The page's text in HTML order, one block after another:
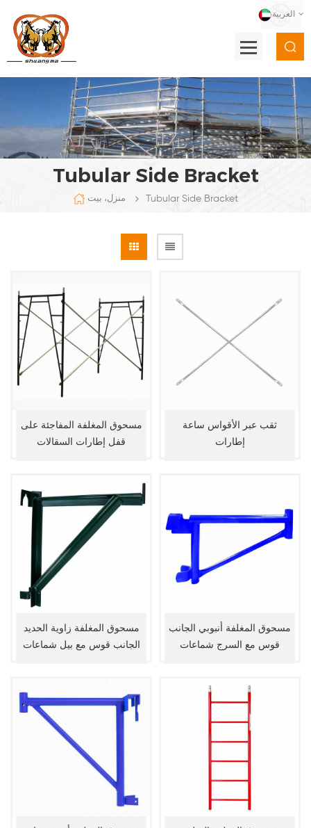
العربية
Tubular Side Bracket
منزل، بيت Tubular Side Bracket
مسحوق المغلفة المفاجئة على
قفل إطارات السقالات
ثقب عبر الأقواس ساعة
إطارات
مسحوق المغلفة زاوية الحديد
الجانب قوس مع بيل شماعات
مسحوق المغلفة أنبوبي الجانب
قوس مع السرج شماعات